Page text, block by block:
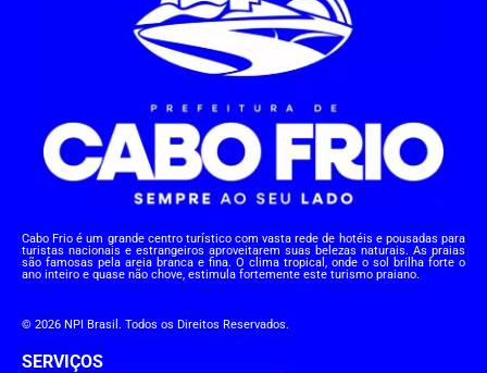
Cabo Frio é um grande centro turístico com vasta rede de hotéis e pousadas para
turistas nacionais e estrangeiros aproveitarem suas belezas naturais. As praias
são famosas pela areia branca e fina. O clima tropical, onde o sol brilha forte o
ano inteiro e quase não chove, estimula fortemente este turismo praiano.
© 2026 NPI Brasil. Todos os Direitos Reservados.
SERVIÇOS